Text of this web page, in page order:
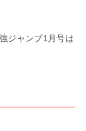
ジャンプ1月号は